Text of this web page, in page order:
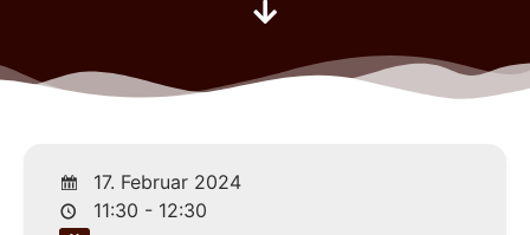
17. Februar 2024
11:30 - 12:30